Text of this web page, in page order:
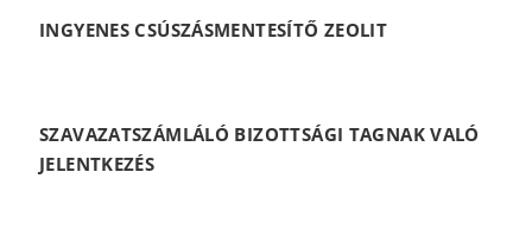
INGYENES CSÚSZÁSMENTESÍTŐ ZEOLIT
SZAVAZATSZÁMLÁLÓ BIZOTTSÁGI TAGNAK VALÓ
JELENTKEZÉS